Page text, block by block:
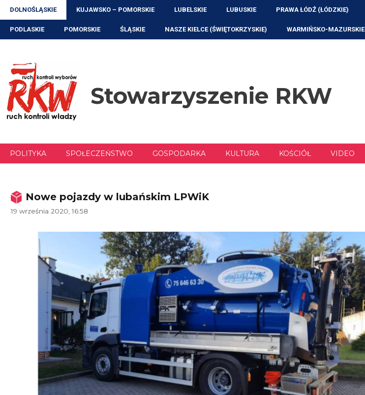
Przejdź
treści
DOLNOŚLĄSKIE KUJAWSKO – POMORSKIE LUBELSKIE LUBUSKIE PRAWA ŁÓDŹ (ŁÓDZKIE)
PODLASKIE POMORSKIE ŚLĄSKIE NASZE KIELCE (ŚWIĘTOKRZYSKIE) WARMIŃSKO-MAZURSKIE
Stowarzyszenie RKW
POLITYKA SPOŁECZEŃSTWO GOSPODARKA KULTURA KOŚCIÓŁ VIDEO
Nowe pojazdy w lubańskim LPWiK
19 września 2020, 16:58